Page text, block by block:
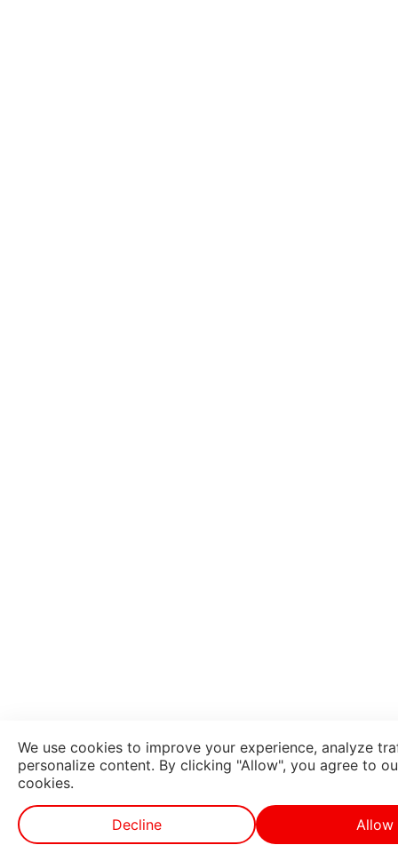
We use cookies to improve your experience, analyze
personalize content. By clicking "Allow", you agree to
cookies.
Decline Allow